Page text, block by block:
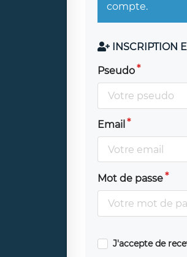
compte.
INSCRIPTION
Pseudo
Email
Mot de passe
J'accepte de